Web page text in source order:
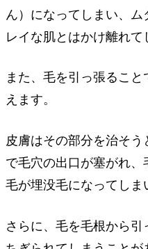
ん）になってしまい、
レイな肌とはかけ離れて
また、毛を引っ張るこ
えます。
皮膚はその部分を治そ
で毛穴の出口が塞がれ
毛が埋没毛になってしま
さらに、毛を毛根から